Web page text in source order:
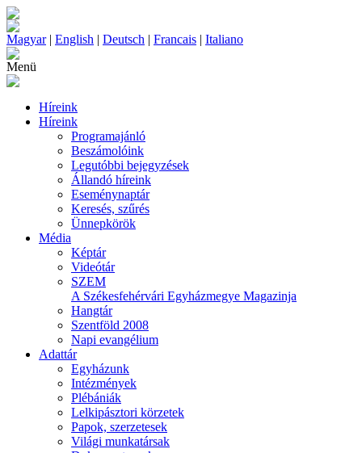
Magyar| English | Deutsch | Francais | Italiano
Menü
Híreink
Híreink
Programajánló
Beszámolóink
Legutóbbi bejegyzések
Állandó híreink
Eseménynaptár
Keresés, szűrés
Ünnepkörök
Média
Képtár
Videótár
SZEM
A Székesfehérvári Egyházmegye Magazinja
Hangtár
Szentföld 2008
Napi evangélium
Adattár
Egyházunk
Intézmények
Plébániák
Lelkipásztori körzetek
Papok, szerzetesek
Világi munkatársak